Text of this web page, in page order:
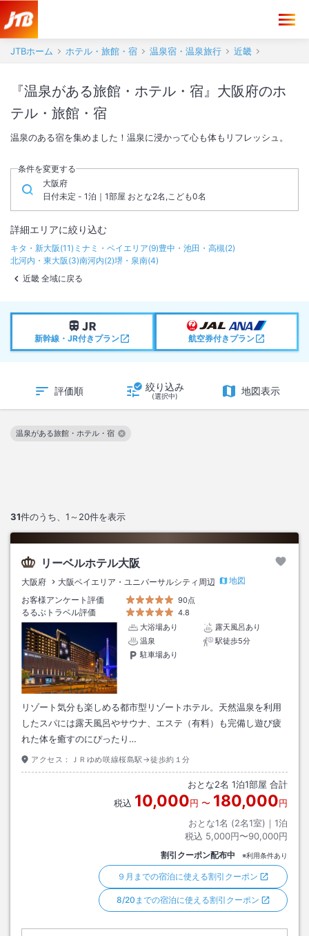
JTBホーム ホテル・旅館・宿 温泉宿・温泉旅行 近畿
『温泉がある旅館・ホテル・宿』大阪府のホ
テル・旅館・宿
温泉のある宿を集めました！温泉に浸かって心も体もリフレッシュ。
条件を変更する
大阪府
日付未定 - 1泊｜1部屋 おとな2名,こども0名
詳細エリアに絞り込む
キタ・新大阪(11) ミナミ・ベイエリア(9)豊中・池田・高槻(2)
北河内・東大阪(3)南河内(2)堺・泉南(4)
近畿 全域に戻る
新幹線・JR付きプラン 航空券付きプラン
評価順 絞り込み
(選択中) 地図表示
31件のうち、 1～20件を表示
温泉がある旅館・ホテル・宿
この絞り込み条件を解除
リーベルホテル大阪
大阪府 大阪ベイエリア・ユニバーサルシティ周辺
地図
お客様アンケート評価
90点
るるぶトラベル評価
4.8
大浴場あり
露天風呂あり
温泉
駅徒歩5分
駐車場あり
リゾート気分も楽しめる都市型リゾートホテル。天然温泉を利用
したスパには露天風呂やサウナ、エステ（有料）も完備し遊び疲
れた体を癒すのにぴったり…
アクセス： ＪＲゆめ咲線桜島駅→徒歩約１分
おとな2名 1泊1部屋 合計
税込 10,000円 〜 180,000円
おとな1名 (2名1室)｜ 1泊
税込 5,000円〜90,000円
割引クーポン配布中 ※利用条件あり
９月までの宿泊に使える割引クーポン
8/20までの宿泊に使える割引クーポン